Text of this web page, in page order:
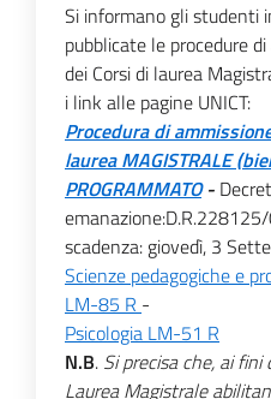
Si informano gli studenti
pubblicate le procedure
dei Corsi di laurea
i link alle pagine UNICT:
Procedura di
laurea MAGISTRALE
PROGRAMMATO-
scadenza: giovedì, 3
Scienze pedagogiche e
LM-85 R -
Psicologia LM-51 R
N.B. Si precisa che, ai fini
Laurea Magistrale